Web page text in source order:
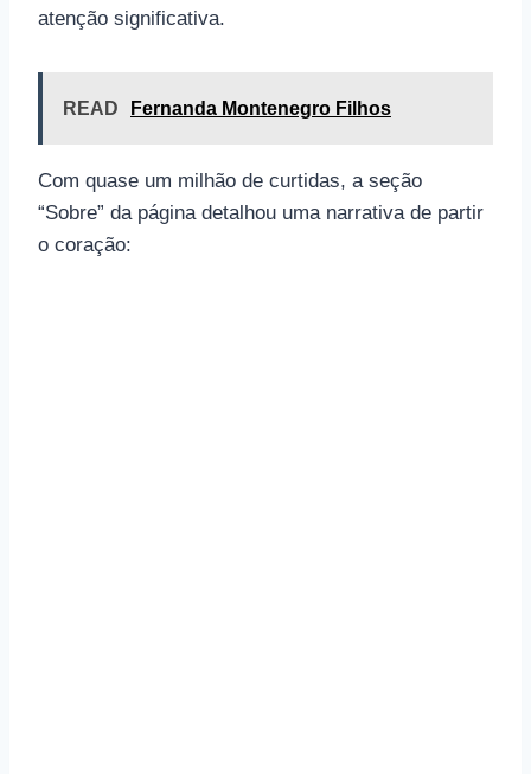
atenção significativa.
READ Fernanda Montenegro Filhos
Com quase um milhão de curtidas, a seção
“Sobre” da página detalhou uma narrativa de partir
o coração: